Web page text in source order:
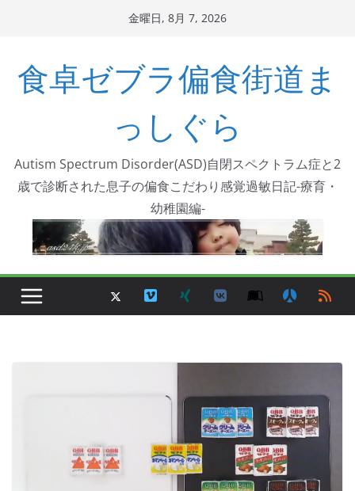
金曜日, 8月 7, 2026
食卓ゼブラ偏食街道ま
っしぐら
Autism Spectrum Disorder(ASD)自閉スペクトラム症と2
歳で診断された息子の偏食こだわり感覚過敏日記-療育・
幼稚園編-